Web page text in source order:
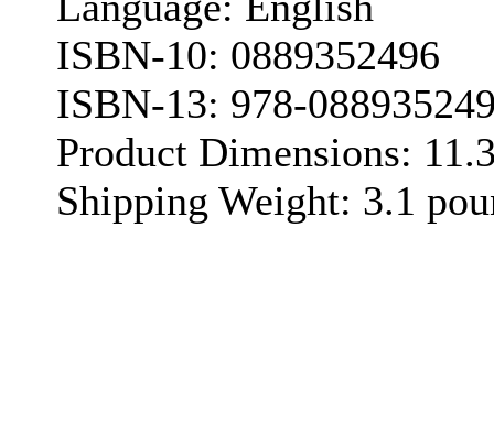
ISBN-10: 0889352496
ISBN-13: 978-
Product Dimensions:
Shipping Weight: 3.1